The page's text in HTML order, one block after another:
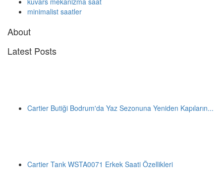
minimalist saatler
About
Latest Posts
Cartier Butiği Bodrum'da Yaz Sezonuna Yeniden Kapıların...
Cartier Tank WSTA0071 Erkek Saati Özellikleri